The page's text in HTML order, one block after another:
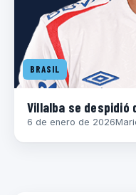
BRASIL
Villalba se despidió
6 de enero de 2026